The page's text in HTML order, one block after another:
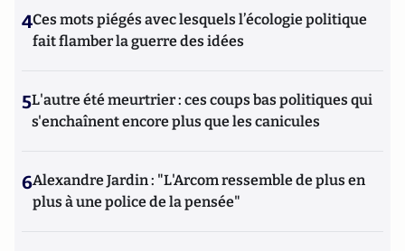
4Ces mots piégés avec lesquels l’écologie politique
fait flamber la guerre des idées
5L'autre été meurtrier : ces coups bas politiques qui
s'enchaînent encore plus que les canicules
6Alexandre Jardin : "L'Arcom ressemble de plus en
plus à une police de la pensée"